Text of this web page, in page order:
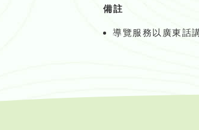
備註
導覽服務以廣東話